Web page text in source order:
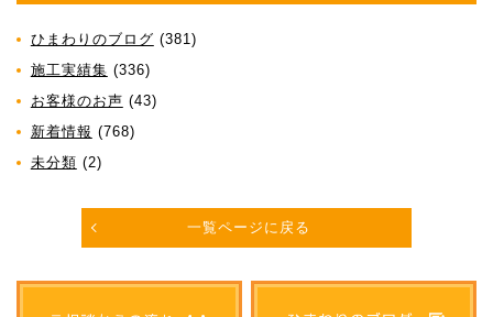
ひまわりのブログ (381)
施工実績集 (336)
お客様のお声 (43)
新着情報 (768)
未分類 (2)
一覧ページに戻る